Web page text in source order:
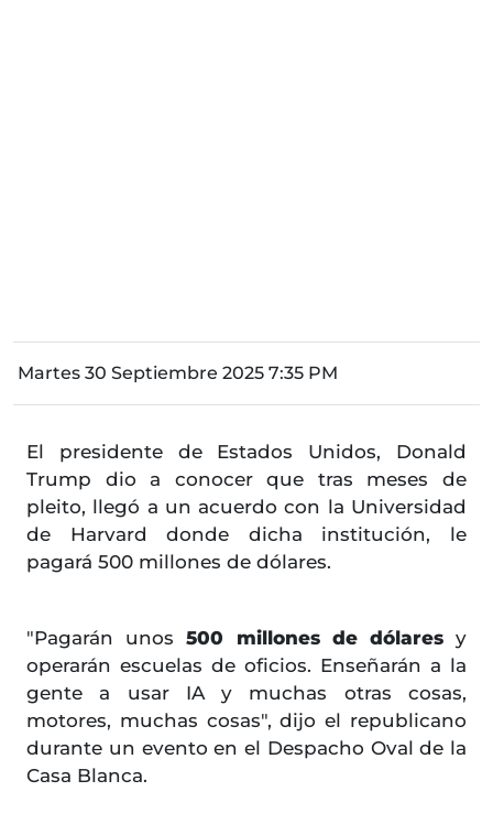
Martes 30 Septiembre 2025 7:35 PM
El presidente de Estados Unidos, Donald
Trump dio a conocer que tras meses de
pleito, llegó a un acuerdo con la Universidad
de Harvard donde dicha institución, le
pagará 500 millones de dólares.
"Pagarán unos500 millones de dólaresy
operarán escuelas de oficios. Enseñarán a la
gente a usar IA y muchas otras cosas,
motores, muchas cosas", dijo el republicano
durante un evento en el Despacho Oval de la
Casa Blanca.